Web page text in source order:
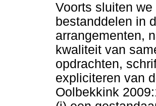
Voorts sluiten
bestanddelen in
arrangementen,
kwaliteit van
opdrachten,
expliciteren van
Oolbekkink